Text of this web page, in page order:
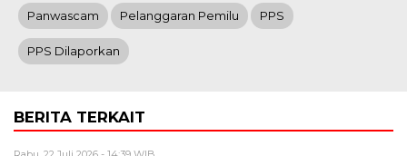
Panwascam Pelanggaran Pemilu PPS
PPS Dilaporkan
BERITA TERKAIT